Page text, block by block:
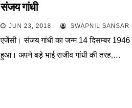
संजय गांधी
JUN 23, 2018 SWAPNIL SANSAR
एजेंसी। संजय गांधी का जन्म 14 दिसम्बर 1946
हुआ। अपने बड़े भाई राजीव गांधी की तरह,…